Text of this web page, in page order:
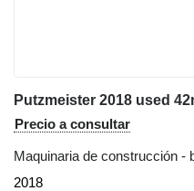
Precio a consultar
Maquinaria de construcción -
2018